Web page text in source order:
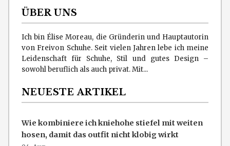
ÜBER UNS
Ich bin Élise Moreau, die Gründerin und Hauptautorin
von Freivon Schuhe. Seit vielen Jahren lebe ich meine
Leidenschaft für Schuhe, Stil und gutes Design –
sowohl beruflich als auch privat. Mit...
NEUESTE ARTIKEL
Wie kombiniere ich kniehohe stiefel mit weiten
hosen, damit das outfit nicht klobig wirkt